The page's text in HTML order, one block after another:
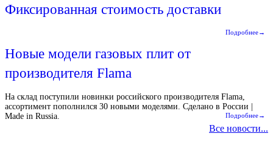
Фиксированная стоимость доставки
Подробнее→
Новые модели газовых плит от
производителя Flama
На склад поступили новинки российского производителя Flama,
ассортимент пополнился 30 новыми моделями. Сделано в России |
Made in Russia.
Подробнее→
Все новости...